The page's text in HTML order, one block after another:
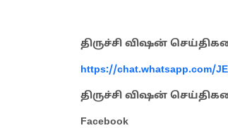
திருச்சி விஷன்
https://chat.whatsapp.com/
திருச்சி விஷன்
Facebook